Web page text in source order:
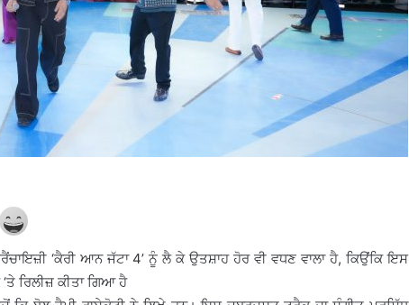
‘ਕੈਰੀ ਆਨ ਜੱਟਾ 4’ ਨੂੰ ਲੈ ਕੇ ਉਤਸ਼ਾਹ ਹੋਰ ਵੀ ਵਧਣ ਵਾਲਾ ਹੈ, ਕਿਉਂਕਿ ਇਸ
ਰਿਲੀਜ਼ ਕੀਤਾ ਗਿਆ ਹੈ